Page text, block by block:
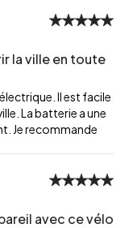
la ville en toute
Il est facile
La batterie a une
Je recommande
avec ce vélo